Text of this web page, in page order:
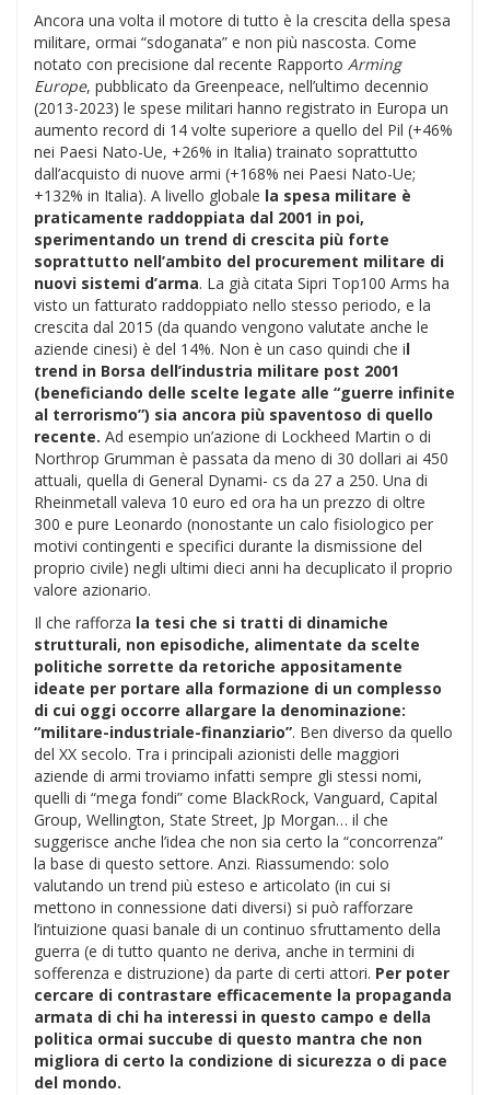
Ancora una volta il motore di tutto è la crescita della spesa
militare, ormai “sdoganata” e non più nascosta. Come
notato con precisione dal recente Rapporto Arming
Europe, pubblicato da Greenpeace, nell’ultimo decennio
(2013-2023) le spese militari hanno registrato in Europa un
aumento record di 14 volte superiore a quello del Pil (+46%
nei Paesi Nato-Ue, +26% in Italia) trainato soprattutto
dall’acquisto di nuove armi (+168% nei Paesi Nato-Ue;
+132% in Italia). A livello globale la spesa militare è
praticamente raddoppiata dal 2001 in poi,
sperimentando un trend di crescita più forte
soprattutto nell’ambito del procurement militare di
nuovi sistemi d’arma. La già citata Sipri Top100 Arms ha
visto un fatturato raddoppiato nello stesso periodo, e la
crescita dal 2015 (da quando vengono valutate anche le
aziende cinesi) è del 14%. Non è un caso quindi che il
trend in Borsa dell’industria militare post 2001
(beneficiando delle scelte legate alle “guerre infinite
al terrorismo”) sia ancora più spaventoso di quello
recente. Ad esempio un’azione di Lockheed Martin o di
Northrop Grumman è passata da meno di 30 dollari ai 450
attuali, quella di General Dynami- cs da 27 a 250. Una di
Rheinmetall valeva 10 euro ed ora ha un prezzo di oltre
300 e pure Leonardo (nonostante un calo fisiologico per
motivi contingenti e specifici durante la dismissione del
proprio civile) negli ultimi dieci anni ha decuplicato il proprio
valore azionario.
Il che rafforza la tesi che si tratti di dinamiche
strutturali, non episodiche, alimentate da scelte
politiche sorrette da retoriche appositamente
ideate per portare alla formazione di un complesso
di cui oggi occorre allargare la denominazione:
“militare-industriale-finanziario”. Ben diverso da quello
del XX secolo. Tra i principali azionisti delle maggiori
aziende di armi troviamo infatti sempre gli stessi nomi,
quelli di “mega fondi” come BlackRock, Vanguard, Capital
Group, Wellington, State Street, Jp Morgan… il che
suggerisce anche l’idea che non sia certo la “concorrenza”
la base di questo settore. Anzi. Riassumendo: solo
valutando un trend più esteso e articolato (in cui si
mettono in connessione dati diversi) si può rafforzare
l’intuizione quasi banale di un continuo sfruttamento della
guerra (e di tutto quanto ne deriva, anche in termini di
sofferenza e distruzione) da parte di certi attori. Per poter
cercare di contrastare efficacemente la propaganda
armata di chi ha interessi in questo campo e della
politica ormai succube di questo mantra che non
migliora di certo la condizione di sicurezza o di pace
del mondo.